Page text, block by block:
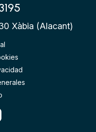
Xàbia (Alacant)